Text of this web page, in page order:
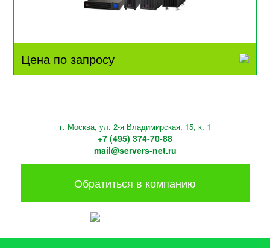
Цена по запросу
г. Москва, ул. 2-я Владимирская, 15, к. 1
+7 (495) 374-70-88
mail@servers-net.ru
Обратиться в компанию